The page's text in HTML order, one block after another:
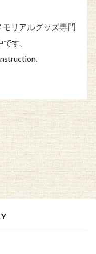
リアルグッズ専門
す。